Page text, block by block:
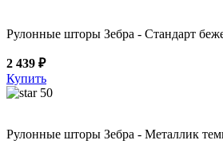
Рулонные шторы Зебра - Стандарт
2 439 ₽
Купить
50
Рулонные шторы Зебра - Металлик